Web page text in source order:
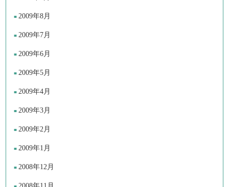
2009年8月
2009年7月
2009年6月
2009年5月
2009年4月
2009年3月
2009年2月
2009年1月
2008年12月